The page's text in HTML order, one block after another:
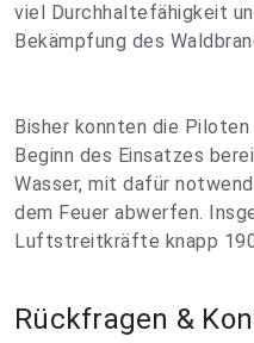
viel Durchhaltefähigkeit
Bekämpfung des
Bisher konnten die
Beginn des Einsatzes
Wasser, mit dafür
dem Feuer abwerfen.
Luftstreitkräfte knapp
Rückfragen &